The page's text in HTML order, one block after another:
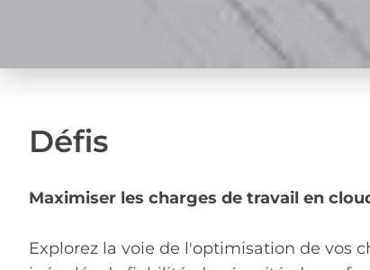
Défis
Maximiser les charges de travail en
Explorez la voie de l'optimisation de vos